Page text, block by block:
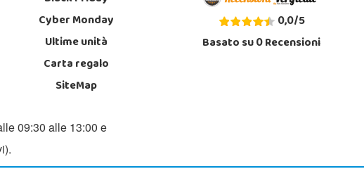
Cyber Monday
Ultime unità
Carta regalo
SiteMap
0,0/5
Basato su0Recensioni
09:30 alle 13:00 e